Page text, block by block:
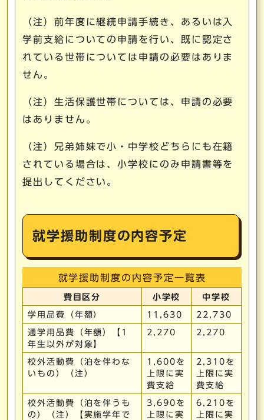
（注）前年度に継続申請手続き、あるいは入
学前支給についての申請を行い、既に認定さ
れている世帯については申請の必要はありま
せん。
（注）生活保護世帯については、申請の必要
はありません。
（注）兄弟姉妹で小・中学校どちらにも在籍
されている場合は、小学校にのみ申請書等を
提出してください。
就学援助制度の内容予定
就学援助制度の内容予定一覧表
費目区分 小学校 中学校
学用品費（年額） 11,630 22,730
通学用品費（年額）【1
年生以外が対象】
2,270 2,270
校外活動費（泊を伴わな
いもの）（注）
1,600を
上限に実
費支給
2,310を
上限に実
費支給
校外活動費（泊を伴うも
の）（注）【実施学年で
3,690を
上限に実
6,210を
上限に実